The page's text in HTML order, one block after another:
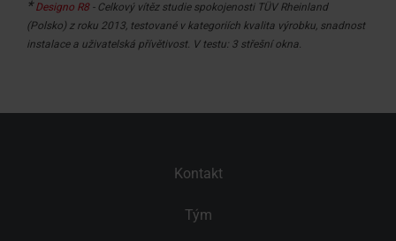
* Designo R8- Celkový vítěz studie spokojenosti TÜV Rheinland
(Polsko) z roku 2013, testované v kategoriích kvalita výrobku, snadnost
instalace a uživatelská přívětivost. V testu: 3 střešní okna.
Kontakt
Tým